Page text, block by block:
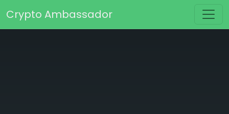
Navegação principal
Crypto Ambassador